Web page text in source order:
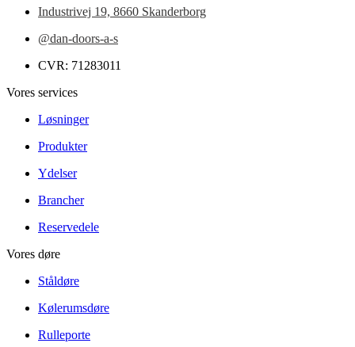
Industrivej 19, 8660 Skanderborg
@dan-doors-a-s
CVR: 71283011
Vores services
Løsninger
Produkter
Ydelser
Brancher
Reservedele
Vores døre
Ståldøre
Kølerumsdøre
Rulleporte